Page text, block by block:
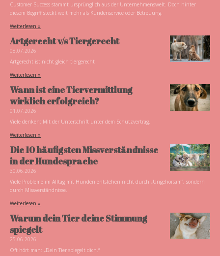
Customer Success stammt ursprünglich aus der Unternehmenswelt. Doch hinter
diesem Begriff steckt weit mehr als Kundenservice oder Betreuung.
Weiterlesen »
Artgerecht v/s Tiergerecht
08.07.2026
Artgerecht ist nicht gleich tiergerecht
Weiterlesen »
Wann ist eine Tiervermittlung
wirklich erfolgreich?
01.07.2026
Viele denken: Mit der Unterschrift unter dem Schutzvertrag.
Weiterlesen »
Die 10 häufigsten Missverständnisse
in der Hundesprache
30.06.2026
Viele Probleme im Alltag mit Hunden entstehen nicht durch „Ungehorsam“, sondern
durch Missverständnisse.
Weiterlesen »
Warum dein Tier deine Stimmung
spiegelt
25.06.2026
Oft hört man: „Dein Tier spiegelt dich.“